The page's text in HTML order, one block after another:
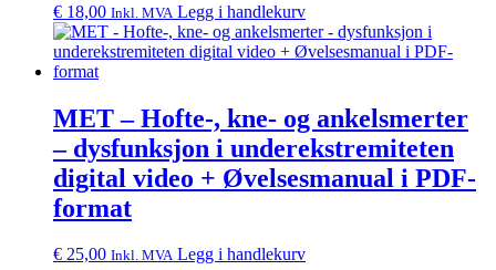
€ 18,00 Inkl. MVA Legg i handlekurv
MET – Hofte-, kne- og ankelsmerter
– dysfunksjon i underekstremiteten
digital video + Øvelsesmanual i PDF-
format
€ 25,00 Inkl. MVA Legg i handlekurv